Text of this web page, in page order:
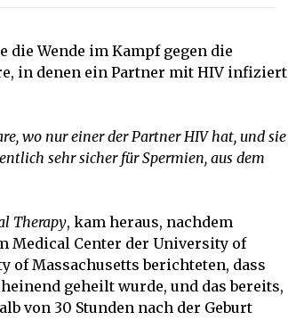
Wende im Kampf gegen die
in denen ein Partner mit HIV infiziert
wo nur einer der Partner HIV hat, und sie
sehr sicher für Spermien, aus dem
Therapy, kam heraus, nachdem
Medical Center der University of
Massachusetts berichteten, dass
geheilt wurde, und das bereits,
von 30 Stunden nach der Geburt